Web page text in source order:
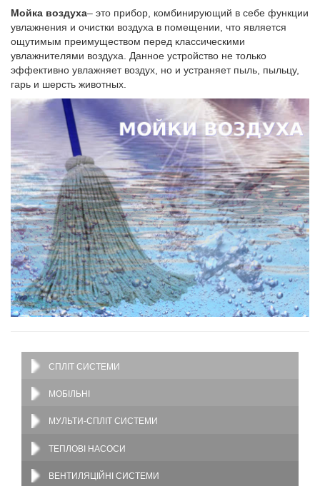
Мойка воздуха– это прибор, комбинирующий в себе функции
увлажнения и очистки воздуха в помещении, что является
ощутимым преимуществом перед классическими
увлажнителями воздуха. Данное устройство не только
эффективно увлажняет воздух, но и устраняет пыль, пыльцу,
гарь и шерсть животных.
СПЛІТ СИСТЕМИ
МОБІЛЬНІ
МУЛЬТИ-СПЛІТ СИСТЕМИ
ТЕПЛОВІ НАСОСИ
ВЕНТИЛЯЦІЙНІ СИСТЕМИ